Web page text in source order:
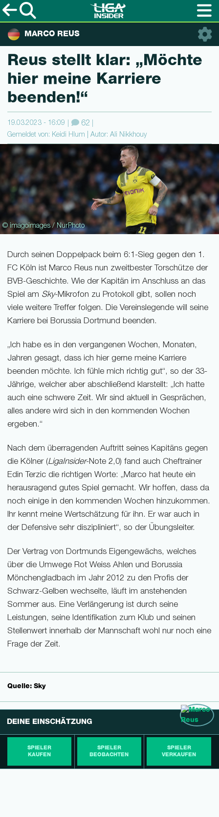
MARCO REUS
Reus stellt klar: „Möchte
hier meine Karriere
beenden!“
19.03.2023 - 16:09 62
Gemeldet von: Keidi Hlum | Autor: Ali Nikkhouy
© imagoimages / NurPhoto
Durch seinen Doppelpack beim 6:1-Sieg gegen den 1.
FC Köln ist Marco Reus nun zweitbester Torschütze der
BVB-Geschichte. Wie der Kapitän im Anschluss an das
Spiel am Sky-Mikrofon zu Protokoll gibt, sollen noch
viele weitere Treffer folgen. Die Vereinslegende will seine
Karriere bei Borussia Dortmund beenden.
„Ich habe es in den vergangenen Wochen, Monaten,
Jahren gesagt, dass ich hier gerne meine Karriere
beenden möchte. Ich fühle mich richtig gut“, so der 33-
Jährige, welcher aber abschließend klarstellt: „Ich hatte
auch eine schwere Zeit. Wir sind aktuell in Gesprächen,
alles andere wird sich in den kommenden Wochen
ergeben.“
Nach dem überragenden Auftritt seines Kapitäns gegen
die Kölner (LigaInsider-Note 2,0) fand auch Cheftrainer
Edin Terzic die richtigen Worte: „Marco hat heute ein
herausragend gutes Spiel gemacht. Wir hoffen, dass da
noch einige in den kommenden Wochen hinzukommen.
Ihr kennt meine Wertschätzung für ihn. Er war auch in
der Defensive sehr diszipliniert“, so der Übungsleiter.
Der Vertrag von Dortmunds Eigengewächs, welches
über die Umwege Rot Weiss Ahlen und Borussia
Mönchengladbach im Jahr 2012 zu den Profis der
Schwarz-Gelben wechselte, läuft im anstehenden
Sommer aus. Eine Verlängerung ist durch seine
Leistungen, seine Identifikation zum Klub und seinen
Stellenwert innerhalb der Mannschaft wohl nur noch eine
Frage der Zeit.
Quelle: Sky
DEINE EINSCHÄTZUNG
SPIELER
KAUFEN
SPIELER
BEOBACHTEN
SPIELER
VERKAUFEN